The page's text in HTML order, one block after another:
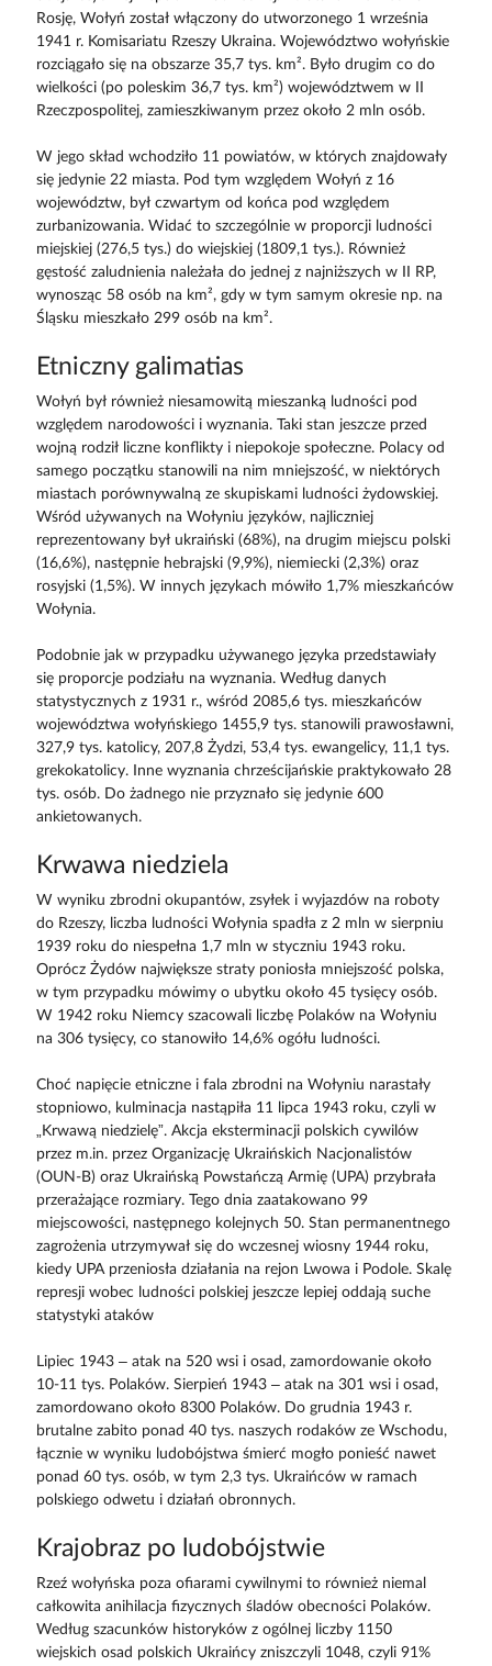
Rosję, Wołyń został włączony do utworzonego 1 września
1941 r. Komisariatu Rzeszy Ukraina. Województwo wołyńskie
rozciągało się na obszarze 35,7 tys. km². Było drugim co do
wielkości (po poleskim 36,7 tys. km²) województwem w II
Rzeczpospolitej, zamieszkiwanym przez około 2 mln osób.
W jego skład wchodziło 11 powiatów, w których znajdowały
się jedynie 22 miasta. Pod tym względem Wołyń z 16
województw, był czwartym od końca pod względem
zurbanizowania. Widać to szczególnie w proporcji ludności
miejskiej (276,5 tys.) do wiejskiej (1809,1 tys.). Również
gęstość zaludnienia należała do jednej z najniższych w II RP,
wynosząc 58 osób na km², gdy w tym samym okresie np. na
Śląsku mieszkało 299 osób na km².
Etniczny galimatias
Wołyń był również niesamowitą mieszanką ludności pod
względem narodowości i wyznania. Taki stan jeszcze przed
wojną rodził liczne konflikty i niepokoje społeczne. Polacy od
samego początku stanowili na nim mniejszość, w niektórych
miastach porównywalną ze skupiskami ludności żydowskiej.
Wśród używanych na Wołyniu języków, najliczniej
reprezentowany był ukraiński (68%), na drugim miejscu polski
(16,6%), następnie hebrajski (9,9%), niemiecki (2,3%) oraz
rosyjski (1,5%). W innych językach mówiło 1,7% mieszkańców
Wołynia.
Podobnie jak w przypadku używanego języka przedstawiały
się proporcje podziału na wyznania. Według danych
statystycznych z 1931 r., wśród 2085,6 tys. mieszkańców
województwa wołyńskiego 1455,9 tys. stanowili prawosławni,
327,9 tys. katolicy, 207,8 Żydzi, 53,4 tys. ewangelicy, 11,1 tys.
grekokatolicy. Inne wyznania chrześcijańskie praktykowało 28
tys. osób. Do żadnego nie przyznało się jedynie 600
ankietowanych.
Krwawa niedziela
W wyniku zbrodni okupantów, zsyłek i wyjazdów na roboty
do Rzeszy, liczba ludności Wołynia spadła z 2 mln w sierpniu
1939 roku do niespełna 1,7 mln w styczniu 1943 roku.
Oprócz Żydów największe straty poniosła mniejszość polska,
w tym przypadku mówimy o ubytku około 45 tysięcy osób.
W 1942 roku Niemcy szacowali liczbę Polaków na Wołyniu
na 306 tysięcy, co stanowiło 14,6% ogółu ludności.
Choć napięcie etniczne i fala zbrodni na Wołyniu narastały
stopniowo, kulminacja nastąpiła 11 lipca 1943 roku, czyli w
„Krwawą niedzielę”. Akcja eksterminacji polskich cywilów
przez m.in. przez Organizację Ukraińskich Nacjonalistów
(OUN-B) oraz Ukraińską Powstańczą Armię (UPA) przybrała
przerażające rozmiary. Tego dnia zaatakowano 99
miejscowości, następnego kolejnych 50. Stan permanentnego
zagrożenia utrzymywał się do wczesnej wiosny 1944 roku,
kiedy UPA przeniosła działania na rejon Lwowa i Podole. Skalę
represji wobec ludności polskiej jeszcze lepiej oddają suche
statystyki ataków
Lipiec 1943 – atak na 520 wsi i osad, zamordowanie około
10-11 tys. Polaków. Sierpień 1943 – atak na 301 wsi i osad,
zamordowano około 8300 Polaków. Do grudnia 1943 r.
brutalne zabito ponad 40 tys. naszych rodaków ze Wschodu,
łącznie w wyniku ludobójstwa śmierć mogło ponieść nawet
ponad 60 tys. osób, w tym 2,3 tys. Ukraińców w ramach
polskiego odwetu i działań obronnych.
Krajobraz po ludobójstwie
Rzeź wołyńska poza ofiarami cywilnymi to również niemal
całkowita anihilacja fizycznych śladów obecności Polaków.
Według szacunków historyków z ogólnej liczby 1150
wiejskich osad polskich Ukraińcy zniszczyli 1048, czyli 91%